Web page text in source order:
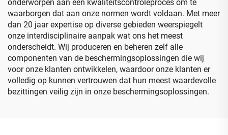
onderworpen aan een kwaliteitscontroleproces om te
waarborgen dat aan onze normen wordt voldaan. Met meer
dan 20 jaar expertise op diverse gebieden weerspiegelt
onze interdisciplinaire aanpak wat ons het meest
onderscheidt. Wij produceren en beheren zelf alle
componenten van de beschermingsoplossingen die wij
voor onze klanten ontwikkelen, waardoor onze klanten er
volledig op kunnen vertrouwen dat hun meest waardevolle
bezittingen veilig zijn in onze beschermingsoplossingen.